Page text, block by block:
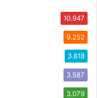
10.947
9.252
3.818
3.587
3.079